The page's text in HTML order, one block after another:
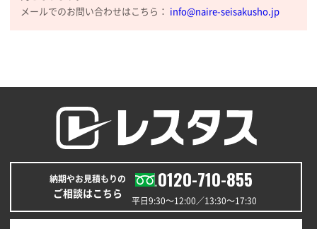
メールでのお問い合わせはこちら： info@naire-seisakusho.jp
納期やお見積もりの
ご相談はこちら
0120-710-855
平日9:30〜12:00／13:30〜17:30